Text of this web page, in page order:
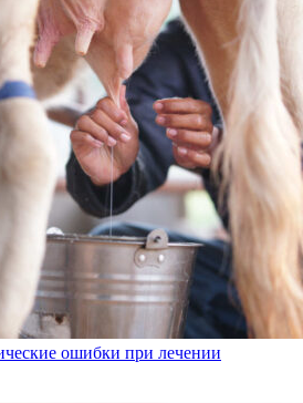
ошибки при лечении